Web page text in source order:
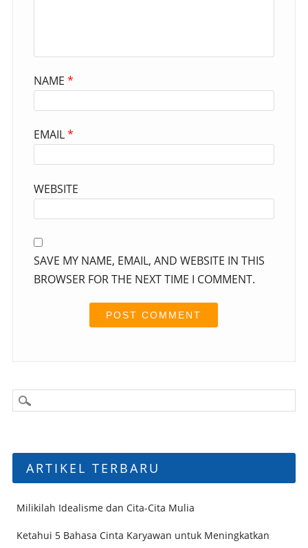
NAME *
EMAIL*
WEBSITE
SAVE MY NAME, EMAIL, AND WEBSITE IN THIS
BROWSER FOR THE NEXT TIME I COMMENT.
ARTIKEL TERBARU
Milikilah Idealisme dan Cita-Cita Mulia
Ketahui 5 Bahasa Cinta Karyawan untuk Meningkatkan